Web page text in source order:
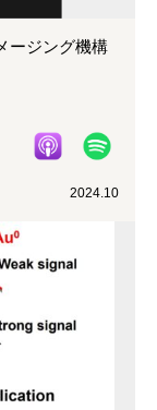
ージング機構
2024.10